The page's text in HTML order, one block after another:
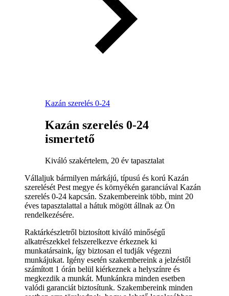
Kazán szerelés 0-24
Kazán szerelés 0-24
ismertető
Kiváló szakértelem, 20 év tapasztalat
Vállaljuk bármilyen márkájú, típusú és korú Kazán
szerelését Pest megye és környékén garanciával Kazán
szerelés 0-24 kapcsán. Szakembereink több, mint 20
éves tapasztalattal a hátuk mögött állnak az Ön
rendelkezésére.
Raktárkészletről biztosított kiváló minőségű
alkatrészekkel felszerelkezve érkeznek ki
munkatársaink, így biztosan el tudják végezni
munkájukat. Igény esetén szakembereink a jelzéstől
számított 1 órán belül kiérkeznek a helyszínre és
megkezdik a munkát. Munkánkra minden esetben
valódi garanciát biztosítunk. Szakembereink minden